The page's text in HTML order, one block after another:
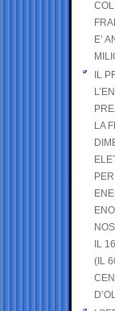
E’
IL
LA
IL
(IL